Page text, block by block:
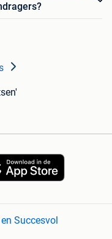
Succesvol